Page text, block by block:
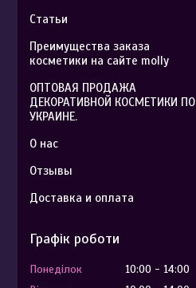
Статьи
Преимущества заказа
косметики на сайте molly
ОПТОВАЯ ПРОДАЖА
ДЕКОРАТИВНОЙ КОСМЕТИКИ ПО
УКРАИНЕ.
О нас
Отзывы
Доставка и оплата
Графік роботи
Понеділок 10:00
14:00